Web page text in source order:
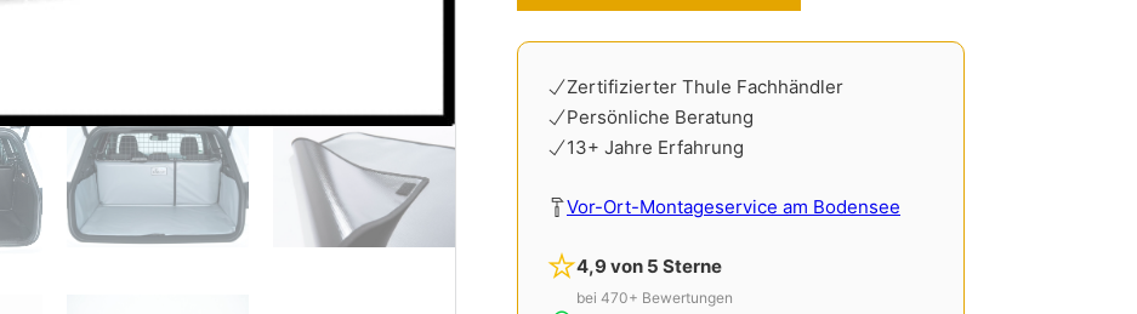
Zertifizierter Thule Fachhändler
Persönliche Beratung
13+ Jahre Erfahrung
Vor-Ort-Montageservice am Bodensee
4,9 von 5 Sterne
bei 470+ Bewertungen